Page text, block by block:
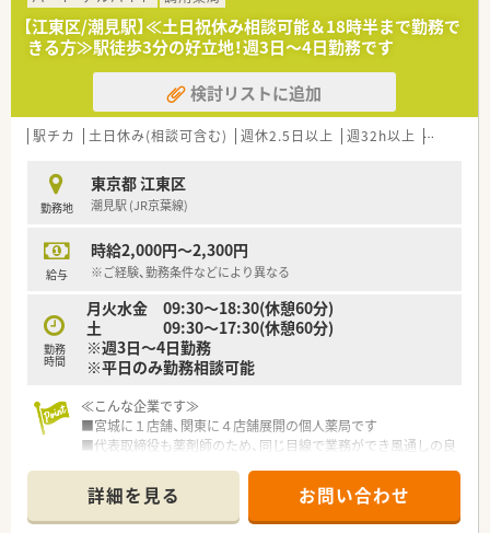
科,総合腫瘍科,サルコーマセンター
先端医療開発科,総合診療部,麻酔科(ペインクリニック),腫瘍精神
科,感染症科
【人員体制】
薬剤師 65名 ※男女比約半々
薬剤助手2名
********************************
非公開求人あり、派遣にご興味がある方は是非ご連絡下さい
＼手厚いサポートが魅力のファルマスタッフ／
■各種保険を完備：社会保険(週20時間以上)/雇用保険/薬剤師賠
償責任保険
暇など
ご希望条件に合わせて求人をお探しします！
まずはお気軽にお問い合わせください。
【江東区/潮見駅】≪土日祝休み相談可能＆18時半まで勤務で
きる方≫駅徒歩3分の好立地！週3日～4日勤務です
検討リストに追加
駅チカ 土日休み(相談可含む) 週休2.5日以上 週32h以上 残業な
勤務地
東京都 江東区
潮見駅 (JR京葉線)
給与
時給2,000円～2,300円
※ご経験、勤務条件などにより異なる
勤務
時間
月火水金 09:30～18:30(休憩60分)
土 09:30～17:30(休憩60分)
※週3日～4日勤務
※平日のみ勤務相談可能
≪こんな企業です≫
■宮城に１店舗、関東に４店舗展開の個人薬局です
■代表取締役も薬剤師のため、同じ目線で業務ができ風通しの良
■門前のドクターと二人三脚で患者様に対応する事を心掛けて
いる企業です
詳細を見る お問い合わせ